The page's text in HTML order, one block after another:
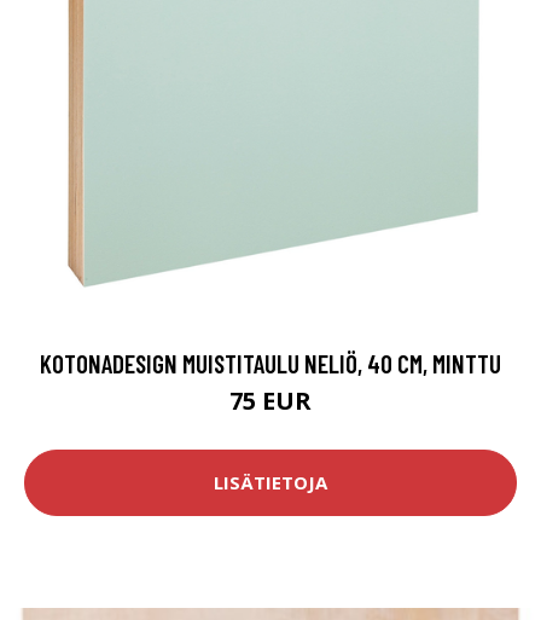
KOTONADESIGN MUISTITAULU NELIÖ, 40 CM, MINTTU
75 EUR
LISÄTIETOJA